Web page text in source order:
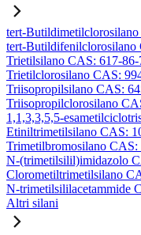
tert-
tert-Butildifenilclorosilano
Trietilsilano CAS: 617-86-
Trietilclorosilano CAS:
Triisopropilsilano CAS:
Triisopropilclorosilano
1,1,3,3,5,5-
Etiniltrimetilsilano CAS:
Trimetilbromosilano CAS:
N-(trimetilsilil)imidazolo
Clorometiltrimetilsilano
N-trimetilsililacetammide
Altri silani